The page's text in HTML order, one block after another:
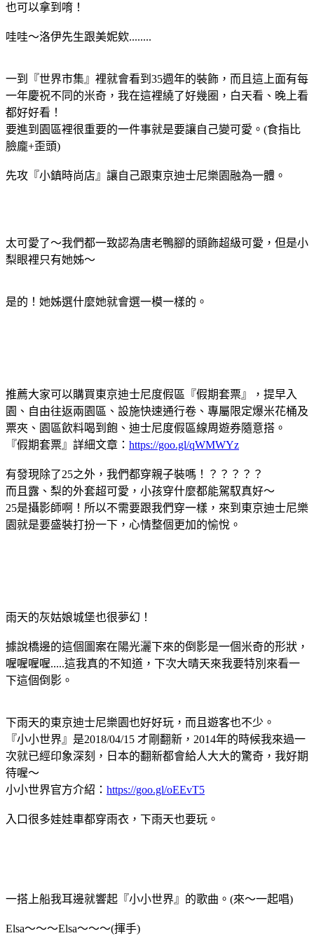
也可以拿到唷！
哇哇～洛伊先生跟美妮欸........
一到『世界市集』裡就會看到35週年的裝飾，而且這上面有每
一年慶祝不同的米奇，我在這裡繞了好幾圈，白天看、晚上看
都好好看！
要進到園區裡很重要的一件事就是要讓自己變可愛。(食指比
臉龐+歪頭)
先攻『小鎮時尚店』讓自己跟東京迪士尼樂園融為一體。
太可愛了～我們都一致認為唐老鴨腳的頭飾超級可愛，但是小
梨眼裡只有她姊～
是的！她姊選什麼她就會選一模一樣的。
推薦大家可以購買東京迪士尼度假區『假期套票』，提早入
園、自由往返兩園區、設施快速通行卷、專屬限定爆米花桶及
票夾、園區飲料喝到飽、迪士尼度假區線周遊券隨意搭。
『假期套票』詳細文章： https://goo.gl/qWMWYz
有發現除了25之外，我們都穿親子裝嗎！？？？？？
而且露、梨的外套超可愛，小孩穿什麼都能駕馭真好～
25是攝影師啊！所以不需要跟我們穿一樣，來到東京迪士尼樂
園就是要盛裝打扮一下，心情整個更加的愉悅。
雨天的灰姑娘城堡也很夢幻！
據說橋邊的這個圖案在陽光灑下來的倒影是一個米奇的形狀，
喔喔喔喔.....這我真的不知道，下次大晴天來我要特別來看一
下這個倒影。
下雨天的東京迪士尼樂園也好好玩，而且遊客也不少。
『小小世界』是2018/04/15 才剛翻新，2014年的時候我來過一
次就已經印象深刻，日本的翻新都會給人大大的驚奇，我好期
待喔～
小小世界官方介紹： https://goo.gl/oEEvT5
入口很多娃娃車都穿雨衣，下雨天也要玩。
一搭上船我耳邊就響起『小小世界』的歌曲。(來～一起唱)
Elsa～～～Elsa～～～(揮手)